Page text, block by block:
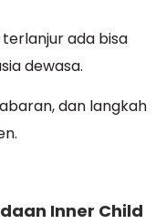
ada bisa
dewasa.
dan langkah
Inner Child